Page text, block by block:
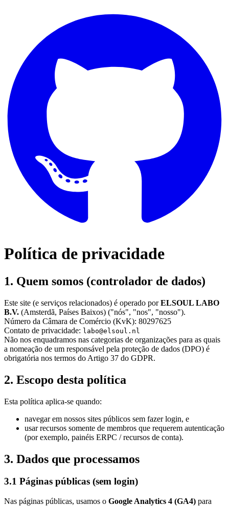
Política de privacidade
1. Quem somos (controlador de dados)
Este site (e serviços relacionados) é operado porELSOUL LABO
B.V. (Amsterdã, Países Baixos) ("nós", "nos", "nosso").
Número da Câmara de Comércio (KvK): 80297625
Contato de privacidade: labo@elsoul.nl
Não nos enquadramos nas categorias de organizações para as quais
a nomeação de um responsável pela proteção de dados (DPO) é
obrigatória nos termos do Artigo 37 do GDPR.
2. Escopo desta política
Esta política aplica-se quando:
navegar em nossos sites públicos sem fazer login, e
usar recursos somente de membros que requerem autenticação
(por exemplo, painéis ERPC / recursos de conta).
3. Dados que processamos
3.1 Páginas públicas (sem login)
Nas páginas públicas, usamos o Google Analytics 4 (GA4) para